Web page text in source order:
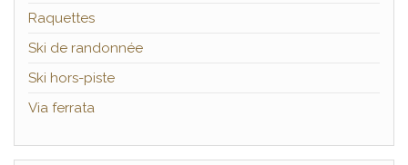
Raquettes
Ski de randonnée
Ski hors-piste
Via ferrata